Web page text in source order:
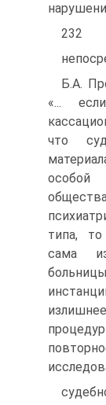
232
Б.А.
«...
что
особой
типа,
сама